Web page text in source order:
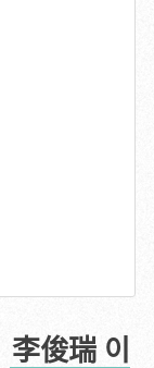
李俊瑞 이